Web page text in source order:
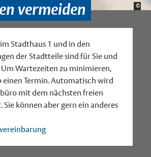
©
vermeiden
Stadthaus 1 und in den
der Stadtteile sind für Sie und
Um Wartezeiten zu minimieren,
einen Termin. Automatisch wird
mit dem nächsten freien
Sie können aber gern ein anderes